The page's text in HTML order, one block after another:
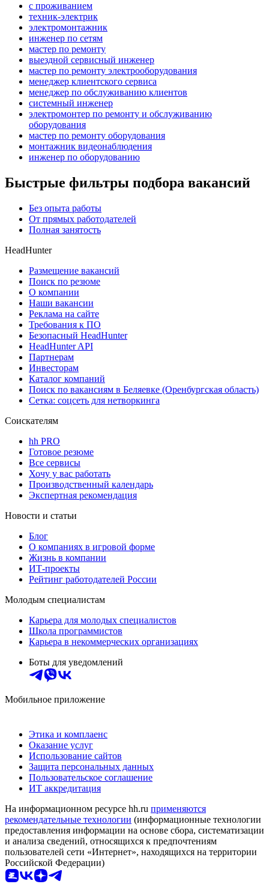
с проживанием
техник-электрик
электромонтажник
инженер по сетям
мастер по ремонту
выездной сервисный инженер
мастер по ремонту электрооборудования
менеджер клиентского сервиса
менеджер по обслуживанию клиентов
системный инженер
электромонтер по ремонту и обслуживанию
оборудования
мастер по ремонту оборудования
монтажник видеонаблюдения
инженер по оборудованию
Быстрые фильтры подбора вакансий
Без опыта работы
От прямых работодателей
Полная занятость
HeadHunter
Размещение вакансий
Поиск по резюме
О компании
Наши вакансии
Реклама на сайте
Требования к ПО
Безопасный HeadHunter
HeadHunter API
Партнерам
Инвесторам
Каталог компаний
Поиск по вакансиям в Беляевке (Оренбургская область)
Сетка: соцсеть для нетворкинга
Соискателям
hh PRO
Готовое резюме
Все сервисы
Хочу у вас работать
Производственный календарь
Экспертная рекомендация
Новости и статьи
Блог
О компаниях в игровой форме
Жизнь в компании
ИТ-проекты
Рейтинг работодателей России
Молодым специалистам
Карьера для молодых специалистов
Школа программистов
Карьера в некоммерческих организациях
Боты для уведомлений
Мобильное приложение
Этика и комплаенс
Оказание услуг
Использование сайтов
Защита персональных данных
Пользовательское соглашение
ИТ аккредитация
На информационном ресурсе hh.ru применяются
рекомендательные технологии (информационные технологии
предоставления информации на основе сбора, систематизации
и анализа сведений, относящихся к предпочтениям
пользователей сети «Интернет», находящихся на территории
Российской Федерации)